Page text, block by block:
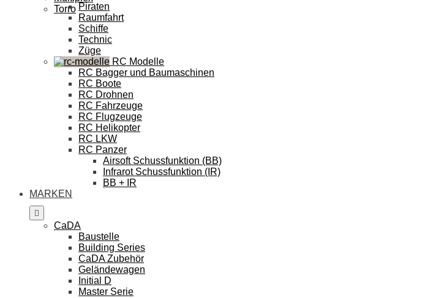
Torro Piraten
Raumfahrt
Schiffe
Technic
Züge
RC Modelle
RC Bagger und Baumaschinen
RC Boote
RC Drohnen
RC Fahrzeuge
RC Flugzeuge
RC Helikopter
RC LKW
RC Panzer
Airsoft Schussfunktion (BB)
Infrarot Schussfunktion (IR)
BB + IR
MARKEN
CaDA
Baustelle
Building Series
CaDA Zubehör
Geländewagen
Initial D
Master Serie